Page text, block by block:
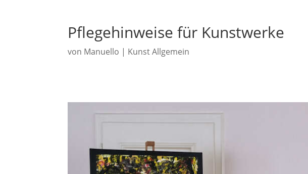
Pflegehinweise für Kunstwerke
von Manuello | Kunst Allgemein